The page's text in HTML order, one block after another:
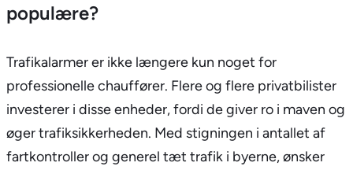
populære?
Trafikalarmer er ikke længere kun noget for
professionelle chauffører. Flere og flere privatbilister
investerer i disse enheder, fordi de giver ro i maven og
øger trafiksikkerheden. Med stigningen i antallet af
fartkontroller og generel tæt trafik i byerne, ønsker